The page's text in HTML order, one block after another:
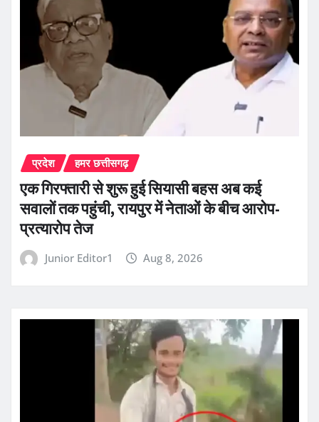
प्रदेश हमर छत्तीसगढ़
एक गिरफ्तारी से शुरू हुई सियासी बहस अब कई
सवालों तक पहुंची, रायपुर में नेताओं के बीच आरोप-
प्रत्यारोप तेज
Junior Editor1 Aug 8, 2026